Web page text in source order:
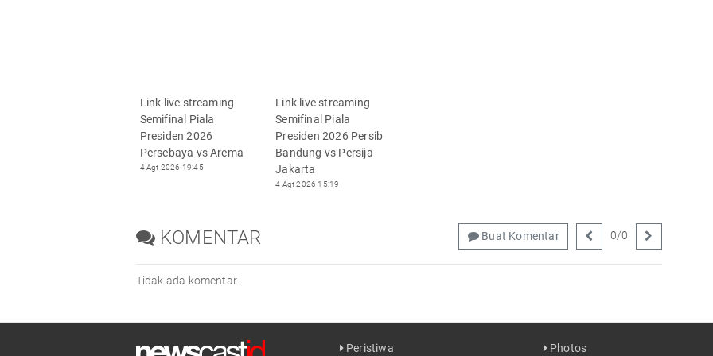
Link live streaming
Semifinal Piala
Presiden 2026
Persebaya vs Arema
4 Agt 2026 19:45
Link live streaming
Semifinal Piala
Presiden 2026 Persib
Bandung vs Persija
Jakarta
4 Agt 2026 15:19
KOMENTAR Buat Komentar 0/0
Tidak ada komentar.
Peristiwa Photos